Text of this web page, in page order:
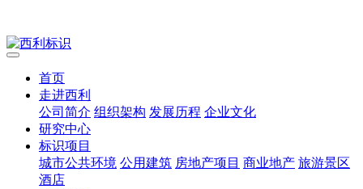
首页
走进西利
公司简介 组织架构 发展历程 企业文化
研究中心
标识项目
城市公共环境 公用建筑 房地产项目 商业地产 旅游景区
酒店